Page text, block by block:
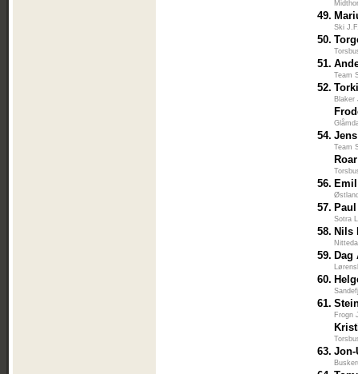
49.
Ski
50.
51.
Team
52.
Blaker
54.
Team
56.
57.
Sotra
58. Nils
59. Dag
60.
61.
Frogn
63.